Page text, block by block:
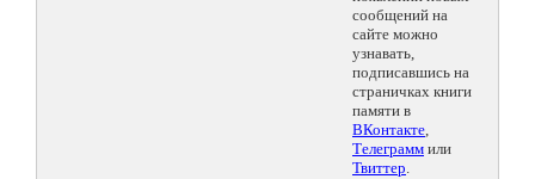
сообщений на
сайте можно
узнавать,
подписавшись на
страничках книги
памяти в
ВКонтакте,
Телеграмм или
Твиттер.